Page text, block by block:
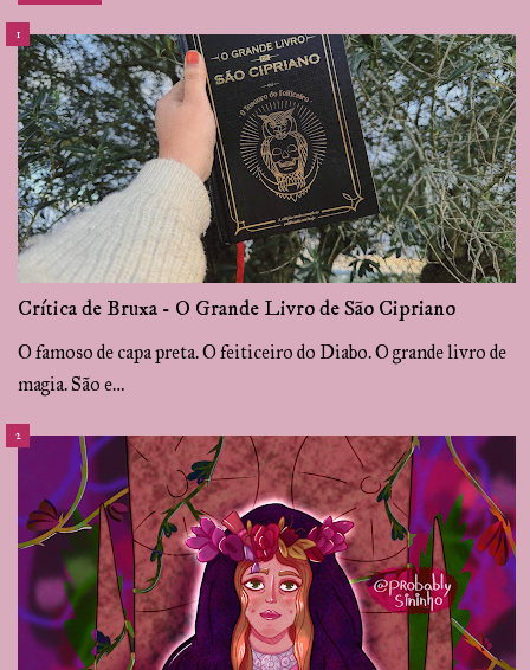
Crítica de Bruxa - O Grande Livro de São Cipriano
O famoso de capa preta. O feiticeiro do Diabo. O grande livro de
magia. São e…